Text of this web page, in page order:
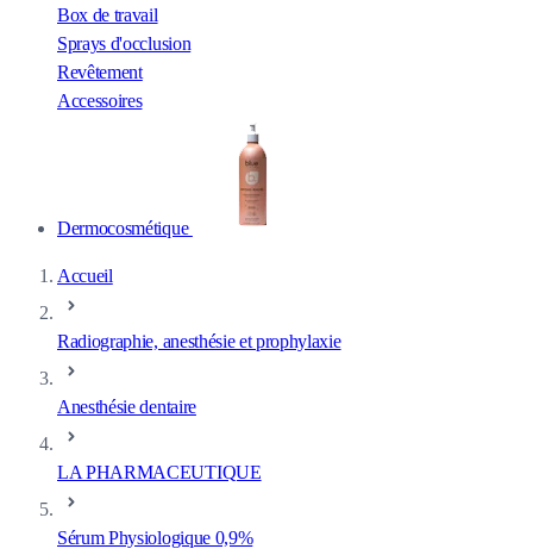
Box de travail
Sprays d'occlusion
Revêtement
Accessoires
Dermocosmétique
Accueil
Radiographie, anesthésie et prophylaxie
Anesthésie dentaire
LA PHARMACEUTIQUE
Sérum Physiologique 0,9%